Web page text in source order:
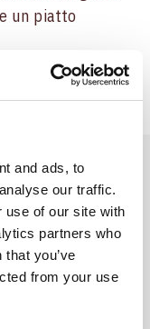
and ads, to
our traffic.
use of our site with
partners who
you’ve
from your use
un piatto